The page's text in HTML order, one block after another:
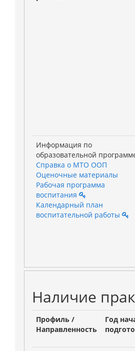
Информация по
образовательной
Справка о МТО ООП
Оценочные материалы
Рабочая программа
воспитания
Календарный план
воспитательной работы
Наличие
Профиль /
Направленность
Год